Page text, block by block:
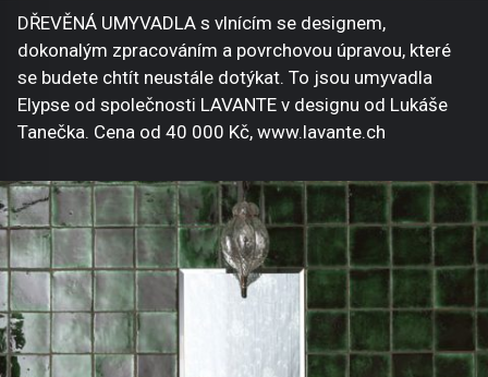
DŘEVĚNÁ UMYVADLA s vlnícím se designem,
dokonalým zpracováním a povrchovou úpravou, které
se budete chtít neustále dotýkat. To jsou umyvadla
Elypse od společnosti LAVANTE v designu od Lukáše
Tanečka. Cena od 40 000 Kč, www.lavante.ch